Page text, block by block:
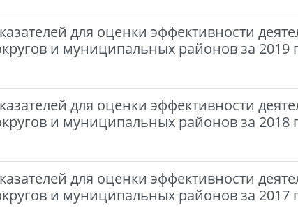
для оценки эффективности
и муниципальных районов за
для оценки эффективности
и муниципальных районов за
для оценки эффективности
и муниципальных районов за